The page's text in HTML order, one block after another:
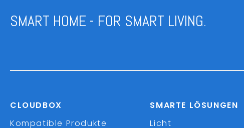
SMART HOME - FOR SMART LIVING.
CLOUDBOX
Kompatible Produkte
SMARTE LÖSUNGEN
Licht